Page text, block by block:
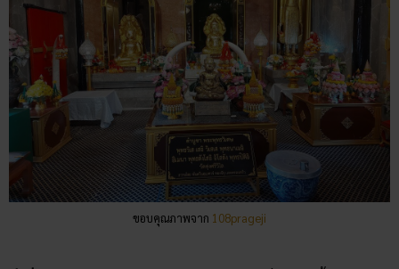
ขอบคุณภาพจาก 108prageji